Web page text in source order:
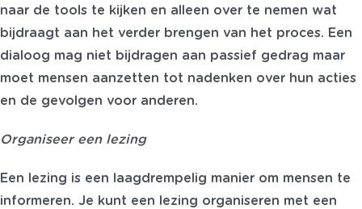
naar de tools te kijken en alleen over te nemen wat
bijdraagt aan het verder brengen van het proces. Een
dialoog mag niet bijdragen aan passief gedrag maar
moet mensen aanzetten tot nadenken over hun acties
en de gevolgen voor anderen.
Organiseer een lezing
Een lezing is een laagdrempelig manier om mensen te
informeren. Je kunt een lezing organiseren met een